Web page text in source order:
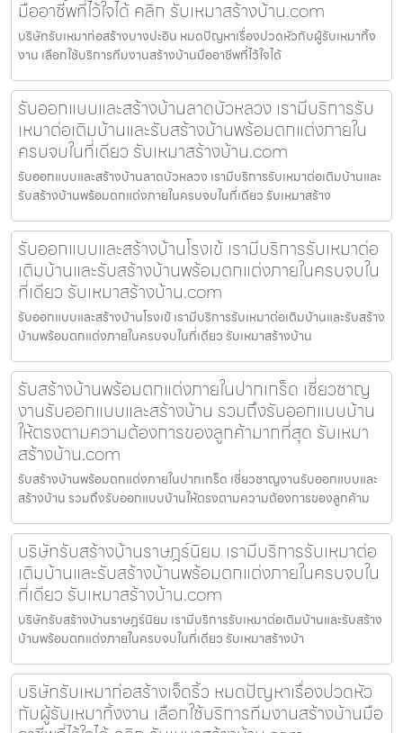
มืออาชีพที่ไว้ใจได้ คลิก รับเหมาสร้างบ้าน.com
บริษัทรับเหมาก่อสร้างบางปะอิน หมดปัญหาเรื่องปวดหัวกับผู้รับเหมาทิ้ง
งาน เลือกใช้บริการทีมงานสร้างบ้านมืออาชีพที่ไว้ใจได้
รับออกแบบและสร้างบ้านลาดบัวหลวง เรามีบริการรับ
เหมาต่อเติมบ้านและรับสร้างบ้านพร้อมตกแต่งภายใน
ครบจบในที่เดียว รับเหมาสร้างบ้าน.com
รับออกแบบและสร้างบ้านลาดบัวหลวง เรามีบริการรับเหมาต่อเติมบ้านและ
รับสร้างบ้านพร้อมตกแต่งภายในครบจบในที่เดียว รับเหมาสร้าง
รับออกแบบและสร้างบ้านโรงเข้ เรามีบริการรับเหมาต่อ
เติมบ้านและรับสร้างบ้านพร้อมตกแต่งภายในครบจบใน
ที่เดียว รับเหมาสร้างบ้าน.com
รับออกแบบและสร้างบ้านโรงเข้ เรามีบริการรับเหมาต่อเติมบ้านและรับสร้าง
บ้านพร้อมตกแต่งภายในครบจบในที่เดียว รับเหมาสร้างบ้าน
รับสร้างบ้านพร้อมตกแต่งภายในปากเกร็ด เชี่ยวชาญ
งานรับออกแบบและสร้างบ้าน รวมถึงรับออกแบบบ้าน
ให้ตรงตามความต้องการของลูกค้ามากที่สุด รับเหมา
สร้างบ้าน.com
รับสร้างบ้านพร้อมตกแต่งภายในปากเกร็ด เชี่ยวชาญงานรับออกแบบและ
สร้างบ้าน รวมถึงรับออกแบบบ้านให้ตรงตามความต้องการของลูกค้าม
บริษัทรับสร้างบ้านราษฎร์นิยม เรามีบริการรับเหมาต่อ
เติมบ้านและรับสร้างบ้านพร้อมตกแต่งภายในครบจบใน
ที่เดียว รับเหมาสร้างบ้าน.com
บริษัทรับสร้างบ้านราษฎร์นิยม เรามีบริการรับเหมาต่อเติมบ้านและรับสร้าง
บ้านพร้อมตกแต่งภายในครบจบในที่เดียว รับเหมาสร้างบ้า
บริษัทรับเหมาก่อสร้างเจ็ดริ้ว หมดปัญหาเรื่องปวดหัว
กับผู้รับเหมาทิ้งงาน เลือกใช้บริการทีมงานสร้างบ้านมือ